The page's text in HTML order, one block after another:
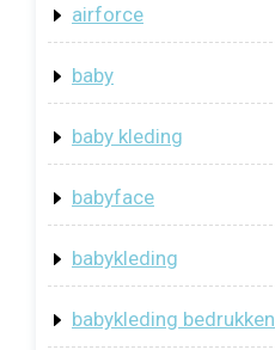
airforce
baby
baby kleding
babyface
babykleding
babykleding bedrukken